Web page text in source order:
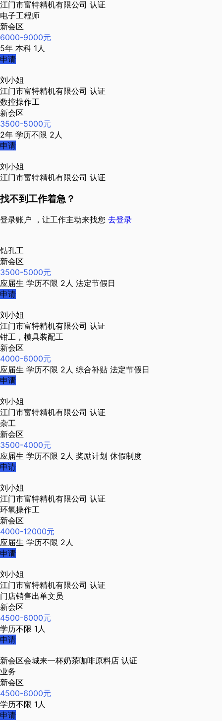
江门市富特精机有限公司 认证
电子工程师
新会区
6000-9000元
5年 本科 1人
申请
刘小姐
江门市富特精机有限公司 认证
数控操作工
新会区
3500-5000元
2年 学历不限 2人
申请
刘小姐
江门市富特精机有限公司 认证
找不到工作着急？
登录账户 ，让工作主动来找您 去登录
钻孔工
新会区
3500-5000元
应届生 学历不限 2人 法定节假日
申请
刘小姐
江门市富特精机有限公司 认证
钳工，模具装配工
新会区
4000-6000元
应届生 学历不限 2人 综合补贴 法定节假日
申请
刘小姐
江门市富特精机有限公司 认证
杂工
新会区
3500-4000元
应届生 学历不限 2人 奖励计划 休假制度
申请
刘小姐
江门市富特精机有限公司 认证
环氧操作工
新会区
4000-12000元
应届生 学历不限 2人
申请
刘小姐
江门市富特精机有限公司 认证
门店销售出单文员
新会区
4500-6000元
学历不限 1人
申请
新会区会城来一杯奶茶咖啡原料店 认证
业务
新会区
4500-6000元
学历不限 1人
申请